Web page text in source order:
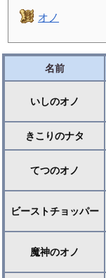
オノ
名前
いしのオノ
きこりのナタ
てつのオノ
ビーストチョッパー
魔神のオノ